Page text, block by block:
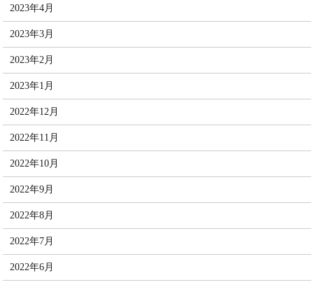
2023年4月
2023年3月
2023年2月
2023年1月
2022年12月
2022年11月
2022年10月
2022年9月
2022年8月
2022年7月
2022年6月